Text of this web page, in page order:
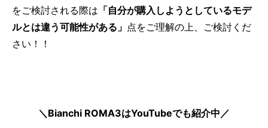
をご検討される際は 「自分が購入しようとしているモデ
ルとは違う可能性がある」 点をご理解の上、ご検討くだ
さい！！
＼Bianchi ROMA3はYouTubeでも紹介中／